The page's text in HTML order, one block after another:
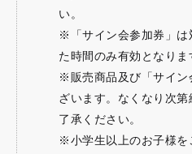
い。
※「サイン会参加券」は
た時間のみ有効となりま
※販売商品及び「サイン
ざいます。なくなり次
了承ください。
※小学生以上のお子様を